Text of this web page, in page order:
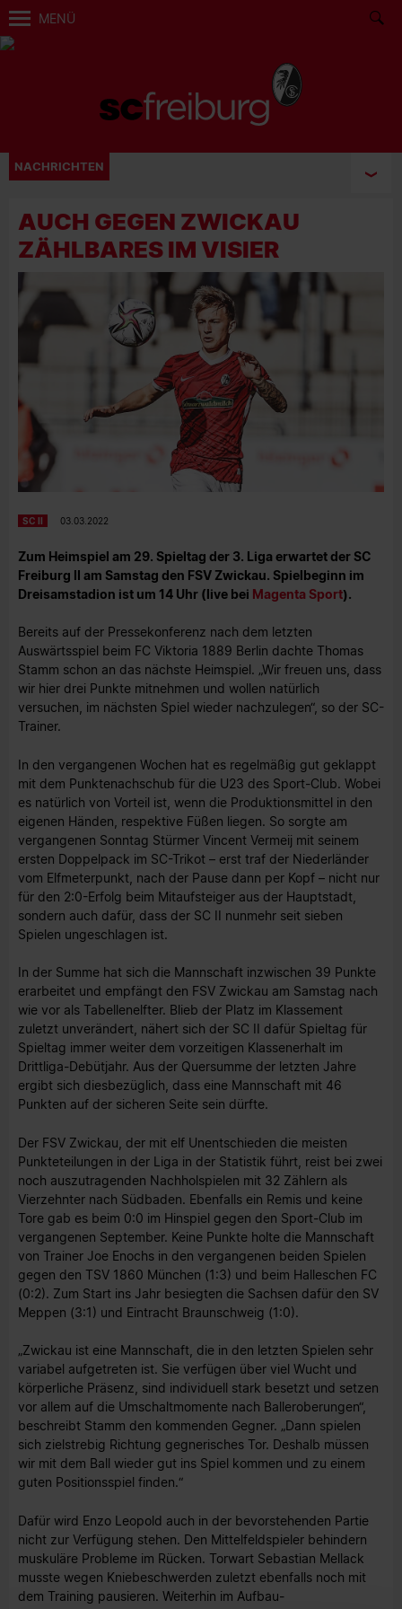
MENÜ
NACHRICHTEN
AUCH GEGEN ZWICKAU
ZÄHLBARES IM VISIER
SC II 03.03.2022
Zum Heimspiel am 29. Spieltag der 3. Liga erwartet der SC
Freiburg II am Samstag den FSV Zwickau. Spielbeginn im
Dreisamstadion ist um 14 Uhr (live bei Magenta Sport).
Bereits auf der Pressekonferenz nach dem letzten
Auswärtsspiel beim FC Viktoria 1889 Berlin dachte Thomas
Stamm schon an das nächste Heimspiel. „Wir freuen uns, dass
wir hier drei Punkte mitnehmen und wollen natürlich
versuchen, im nächsten Spiel wieder nachzulegen“, so der SC-
Trainer.
In den vergangenen Wochen hat es regelmäßig gut geklappt
mit dem Punktenachschub für die U23 des Sport-Club. Wobei
es natürlich von Vorteil ist, wenn die Produktionsmittel in den
eigenen Händen, respektive Füßen liegen. So sorgte am
vergangenen Sonntag Stürmer Vincent Vermeij mit seinem
ersten Doppelpack im SC-Trikot – erst traf der Niederländer
vom Elfmeterpunkt, nach der Pause dann per Kopf – nicht nur
für den 2:0-Erfolg beim Mitaufsteiger aus der Hauptstadt,
sondern auch dafür, dass der SC II nunmehr seit sieben
Spielen ungeschlagen ist.
In der Summe hat sich die Mannschaft inzwischen 39 Punkte
erarbeitet und empfängt den FSV Zwickau am Samstag nach
wie vor als Tabellenelfter. Blieb der Platz im Klassement
zuletzt unverändert, nähert sich der SC II dafür Spieltag für
Spieltag immer weiter dem vorzeitigen Klassenerhalt im
Drittliga-Debütjahr. Aus der Quersumme der letzten Jahre
ergibt sich diesbezüglich, dass eine Mannschaft mit 46
Punkten auf der sicheren Seite sein dürfte.
Der FSV Zwickau, der mit elf Unentschieden die meisten
Punkteteilungen in der Liga in der Statistik führt, reist bei zwei
noch auszutragenden Nachholspielen mit 32 Zählern als
Vierzehnter nach Südbaden. Ebenfalls ein Remis und keine
Tore gab es beim 0:0 im Hinspiel gegen den Sport-Club im
vergangenen September. Keine Punkte holte die Mannschaft
von Trainer Joe Enochs in den vergangenen beiden Spielen
gegen den TSV 1860 München (1:3) und beim Halleschen FC
(0:2). Zum Start ins Jahr besiegten die Sachsen dafür den SV
Meppen (3:1) und Eintracht Braunschweig (1:0).
„Zwickau ist eine Mannschaft, die in den letzten Spielen sehr
variabel aufgetreten ist. Sie verfügen über viel Wucht und
körperliche Präsenz, sind individuell stark besetzt und setzen
vor allem auf die Umschaltmomente nach Balleroberungen“,
beschreibt Stamm den kommenden Gegner. „Dann spielen
sich zielstrebig Richtung gegnerisches Tor. Deshalb müssen
wir mit dem Ball wieder gut ins Spiel kommen und zu einem
guten Positionsspiel finden.“
Dafür wird Enzo Leopold auch in der bevorstehenden Partie
nicht zur Verfügung stehen. Den Mittelfeldspieler behindern
muskuläre Probleme im Rücken. Torwart Sebastian Mellack
musste wegen Kniebeschwerden zuletzt ebenfalls noch mit
dem Training pausieren. Weiterhin im Aufbau-